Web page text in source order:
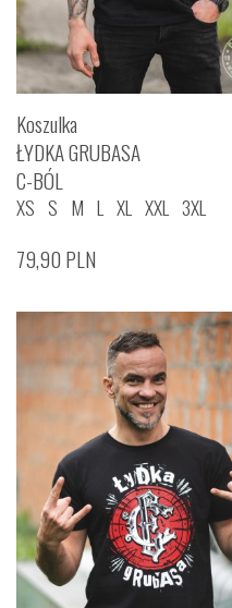
Koszulka
ŁYDKA GRUBASA
C-BÓL
XS S M L XL XXL 3XL
79,90 PLN